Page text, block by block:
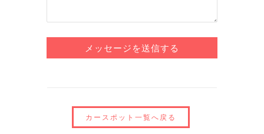
カースポット一覧へ戻る